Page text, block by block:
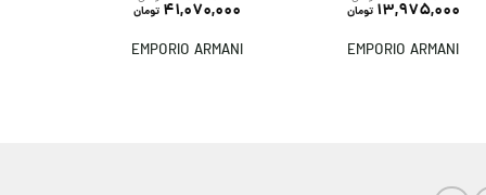
13,975,000 تومان
EMPORIO ARMANI
41,070,000 تومان
EMPORIO ARMANI